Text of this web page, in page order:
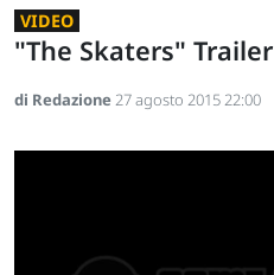
VIDEO
"The Skaters" Trailer
di Redazione27 agosto 2015 22:00